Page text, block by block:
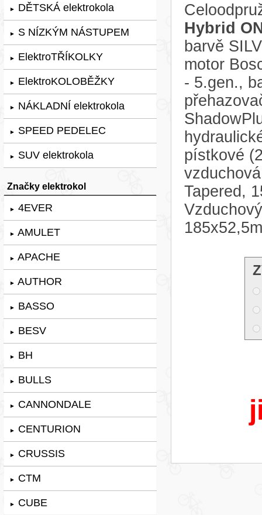
► DĚTSKÁ elektrokola
► S NÍZKÝM NÁSTUPEM
► ElektroTŘÍKOLKY
► ElektroKOLOBĚŽKY
► NÁKLADNÍ elektrokola
► SPEED PEDELEC
► SUV elektrokola
Značky elektrokol
► 4EVER
► AMULET
► APACHE
► AUTHOR
► BASSO
► BESV
► BH
► BULLS
► CANNONDALE
► CENTURION
► CRUSSIS
► CTM
► CUBE
Hybrid
barvě
motor
- 5.gen.,
pístkové
Tapered,